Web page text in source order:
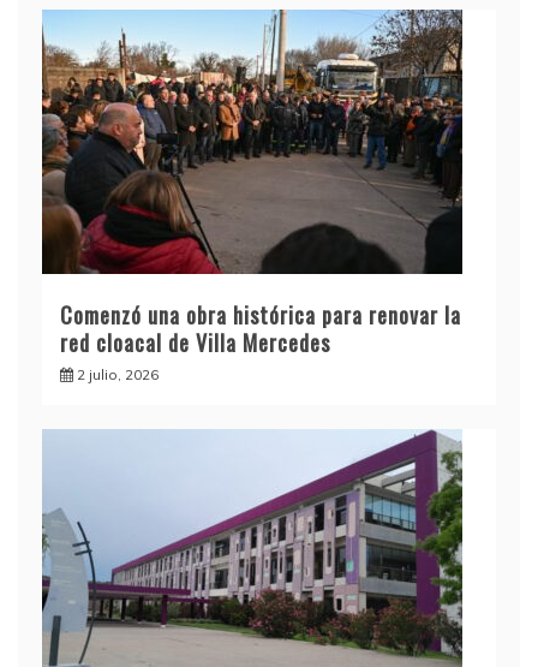
Comenzó una obra histórica para renovar la
red cloacal de Villa Mercedes
2 julio, 2026